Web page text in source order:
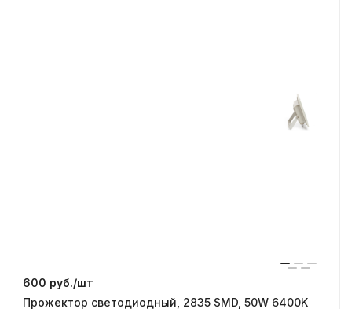
600 руб./шт
Прожектор светодиодный, 2835 SMD, 50W 6400K